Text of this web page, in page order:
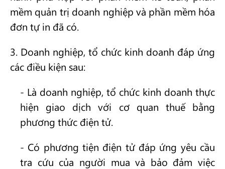
mềm quản trị doanh nghiệp và phần mềm hóa
đơn tự in đã có.
3. Doanh nghiệp, tổ chức kinh doanh đáp ứng
các điều kiện sau:
- Là doanh nghiệp, tổ chức kinh doanh thực
hiện giao dịch với cơ quan thuế bằng
phương thức điện tử.
- Có phương tiện điện tử đáp ứng yêu cầu
tra cứu của người mua và bảo đảm việc